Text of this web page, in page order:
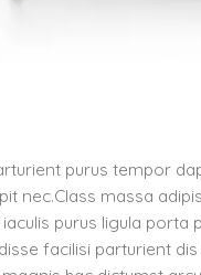
purus tempor
nec.Class massa
purus ligula porta
facilisi parturient